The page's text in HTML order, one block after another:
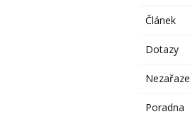
Článek
Dotazy
Poradna